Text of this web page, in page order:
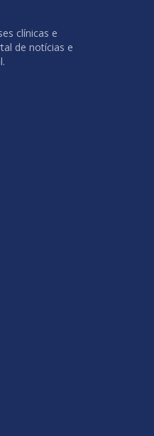
clínicas e
de notícias e